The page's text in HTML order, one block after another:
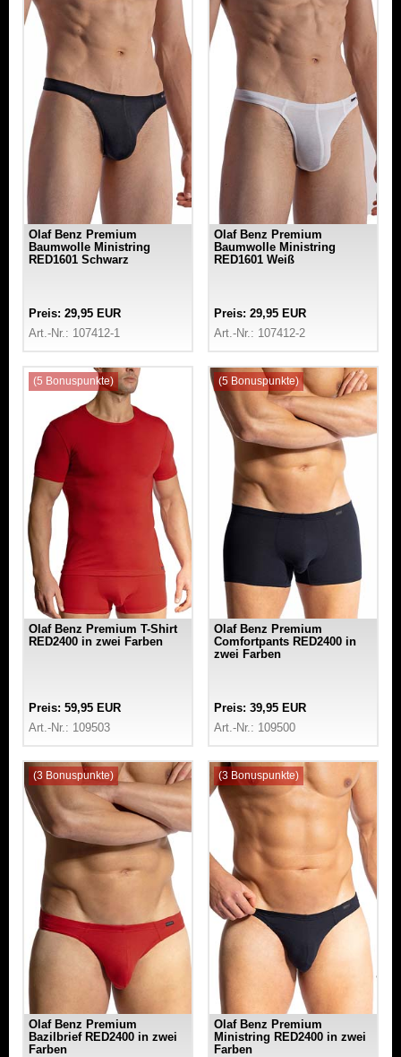
Olaf Benz Premium
Baumwolle Ministring
RED1601 Schwarz
Preis: 29,95 EUR
Art.-Nr.: 107412-1
Olaf Benz Premium
Baumwolle Ministring
RED1601 Weiß
Preis: 29,95 EUR
Art.-Nr.: 107412-2
(5 Bonuspunkte)
Olaf Benz Premium T-Shirt
RED2400 in zwei Farben
Preis: 59,95 EUR
Art.-Nr.: 109503
(5 Bonuspunkte)
Olaf Benz Premium
Comfortpants RED2400 in
zwei Farben
Preis: 39,95 EUR
Art.-Nr.: 109500
(3 Bonuspunkte)
Olaf Benz Premium
Bazilbrief RED2400 in zwei
Farben
(3 Bonuspunkte)
Olaf Benz Premium
Ministring RED2400 in zwei
Farben